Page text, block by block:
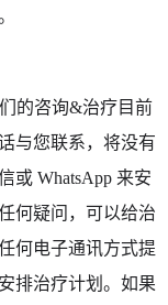
的咨询&治疗目前
与您联系，将没有
或 WhatsApp 来安
何疑问，可以给治
何电子通讯方式提
排治疗计划。如果